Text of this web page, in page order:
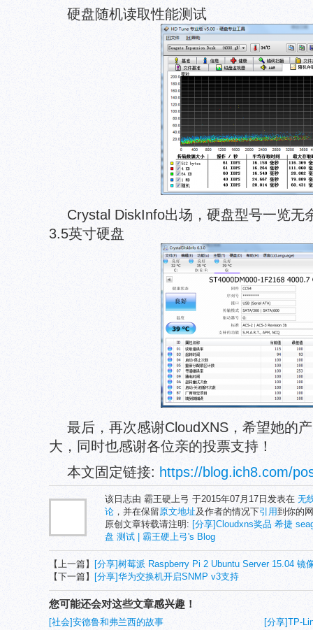
硬盘随机读取性能测试
Crystal DiskInfo出场，硬盘型号一览无
3.5英寸硬盘
最后，再次感谢CloudXNS，希望她的
大，同时也感谢各位亲的投票支持！
本文固定链接: https://blog.ich8.com/
该日志由 霸王硬上弓 于2015年07月17日发表在 无
论 ，并在保留原文地址及作者的情况下引用到你的
原创文章转载请注明: [分享]Cloudxns奖品 希捷
盘 测试 | 霸王硬上弓's Blog
【上一篇】
[分享]树莓派 Raspberry Pi 2 Ubuntu Server 15.04 镜
【下一篇】
[分享]华为交换机开启SNMP v3支持
您可能还会对这些文章感兴趣！
[社会]安德鲁和弗兰西的故事
[分享]TP-